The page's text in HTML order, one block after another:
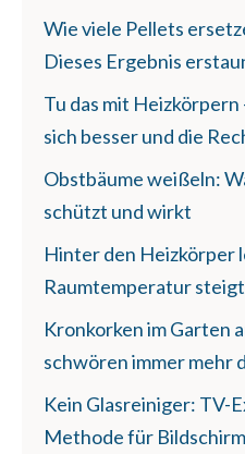
Wie viele Pellets
Dieses Ergebnis
Tu das mit
sich besser und die
Obstbäume weißeln:
schützt und wirkt
Hinter den Heizkörper
Raumtemperatur
Kronkorken im Garten
schwören immer mehr
Kein Glasreiniger: TV-
Methode für